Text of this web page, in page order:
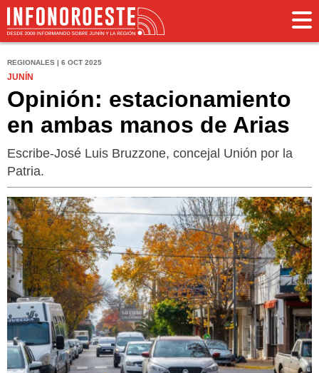
REGIONALES | 6 OCT 2025
JUNÍN
Opinión: estacionamiento
en ambas manos de Arias
Escribe-José Luis Bruzzone, concejal Unión por la
Patria.